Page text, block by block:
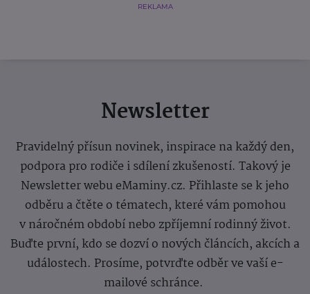
REKLAMA
Newsletter
Pravidelný přísun novinek, inspirace na každý den,
podpora pro rodiče i sdílení zkušeností. Takový je
Newsletter webu eMaminy.cz. Přihlaste se k jeho
odběru a čtěte o tématech, které vám pomohou
v náročném období nebo zpříjemní rodinný život.
Buďte první, kdo se dozví o nových článcích, akcích a
událostech. Prosíme, potvrďte odběr ve vaší e-
mailové schránce.